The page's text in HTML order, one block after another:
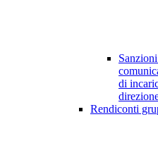
di
Rendiconti